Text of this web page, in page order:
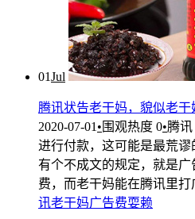
01Jul
腾讯状告老干妈，貌似老
2020-07-01 • 围观热度 0•腾讯
进行付款，这可能是最荒
有个不成文的规定，就是
费，而老干妈能在腾讯里
讯老干妈广告费耍赖